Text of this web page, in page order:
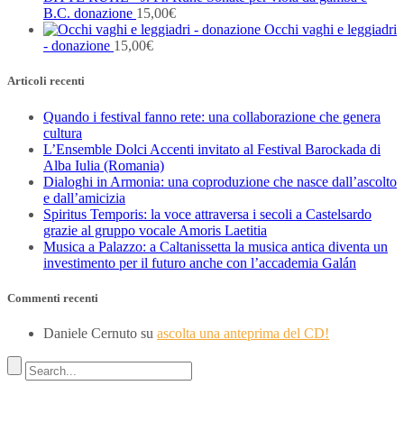
B.C. donazione 15,00€
Occhi vaghi e leggiadri
- donazione 15,00€
Articoli recenti
Quando i festival fanno rete: una collaborazione che genera
cultura
L’Ensemble Dolci Accenti invitato al Festival Barockada di
Alba Iulia (Romania)
Dialoghi in Armonia: una coproduzione che nasce dall’ascolto
e dall’amicizia
Spiritus Temporis: la voce attraversa i secoli a Castelsardo
grazie al gruppo vocale Amoris Laetitia
Musica a Palazzo: a Caltanissetta la musica antica diventa un
investimento per il futuro anche con l’accademia Galán
Commenti recenti
Daniele Cernuto su ascolta una anteprima del CD!